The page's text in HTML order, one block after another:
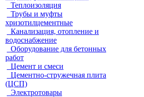
Теплоизоляция
Трубы и муфты
хризотилцементные
Канализация, отопление и
водоснабжение
Оборудование для бетонных
работ
Цемент и смеси
Цементно-стружечная плита
(ЦСП)
Электротовары